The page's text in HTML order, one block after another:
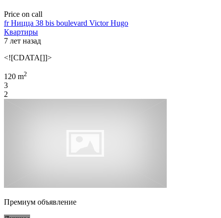
Price on call
fr Ницца 38 bis boulevard Victor Hugo
Квартиры
7 лет назад
<![CDATA[]]>
120 m2
3
2
Премиум объявление